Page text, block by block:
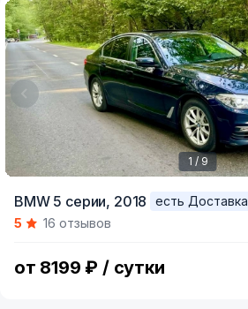
of
1 / 9
BMW 5 серии, 2018
есть Доставка
5
16 отзывов
от 8199 ₽ / сутки